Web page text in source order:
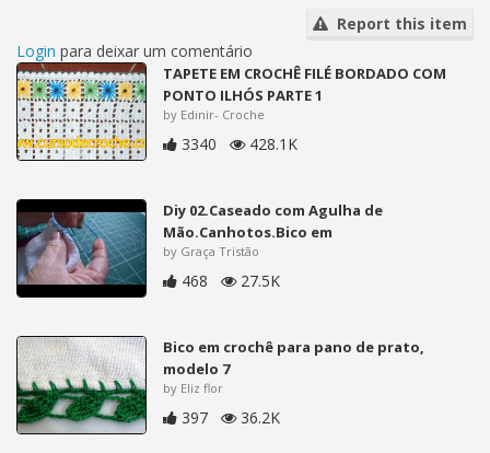
Report this item
Login para deixar um comentário
TAPETE EM CROCHÊ FILÉ BORDADO COM
PONTO ILHÓS PARTE 1
by Edinir- Croche
3340 428.1K
Diy 02.Caseado com Agulha de
Mão.Canhotos.Bico em
by Graça Tristão
468 27.5K
Bico em crochê para pano de prato,
modelo 7
by Eliz flor
397 36.2K